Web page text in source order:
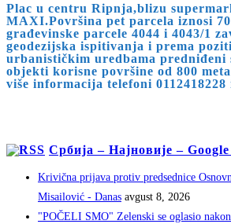
Plac u centru Ripnja,blizu
MAXI.Površina pet parcela iznosi
građevinske parcele 4044 i 4043/1
geodezijska ispitivanja i prema
urbanističkim uredbama predniđeni
objekti korisne površine od 800
više informacija telefoni 0112418228
Србија – Најновије –
Krivična prijava protiv predsednice
Misailović - Danas avgust 8, 2026
"POČELI SMO" Zelenski se oglasio